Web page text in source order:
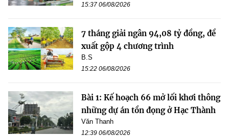
15:37 06/08/2026
7 tháng giải ngân 94,08 tỷ đồng, đề
xuất gộp 4 chương trình
B.S
15:22 06/08/2026
Bài 1: Kế hoạch 66 mở lối khơi thông
những dự án tồn đọng ở Hạc Thành
Văn Thanh
12:39 06/08/2026